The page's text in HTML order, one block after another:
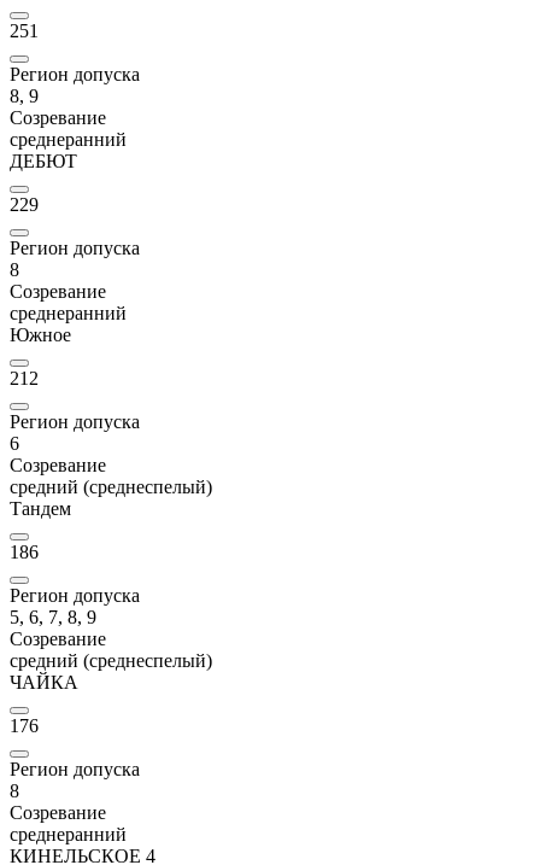
251
Регион допуска
8, 9
Созревание
среднеранний
ДЕБЮТ
229
Регион допуска
8
Созревание
среднеранний
Южное
212
Регион допуска
6
Созревание
средний (среднеспелый)
Тандем
186
Регион допуска
5, 6, 7, 8, 9
Созревание
средний (среднеспелый)
ЧАЙКА
176
Регион допуска
8
Созревание
среднеранний
КИНЕЛЬСКОЕ 4